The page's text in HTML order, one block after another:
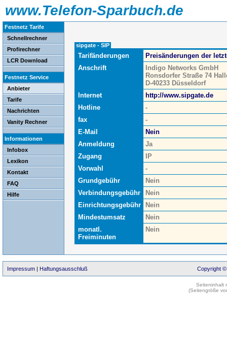
www.Telefon-Sparbuch.de
Festnetz Tarife
Schnellrechner
Profirechner
LCR Download
Festnetz Service
Anbieter
Tarife
Nachrichten
Vanity Rechner
Informationen
Infobox
Lexikon
Kontakt
FAQ
Hilfe
sipgate - SIP
Tarifänderungen
Preisänderungen der
Anschrift
Indigo Networks GmbH
Ronsdorfer Straße 74
D-40233 Düsseldorf
Internet
http://www.sipgate.de
Hotline
-
fax
-
E-Mail
Nein
Anmeldung
Ja
Zugang
IP
Vorwahl
-
Grundgebühr
Nein
Verbindungsgebühr
Nein
Einrichtungsgebühr
Nein
Mindestumsatz
Nein
monatl.
Freiminuten
Nein
Impressum | Haftungsausschluß Copyright ©
Seiteninhalt
(Seitengröße